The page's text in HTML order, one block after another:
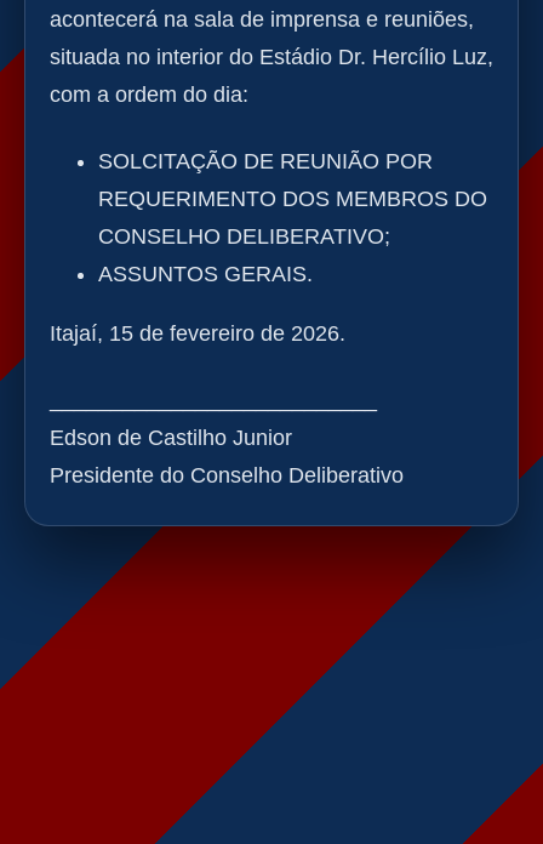
acontecerá na sala de imprensa e reuniões,
situada no interior do Estádio Dr. Hercílio Luz,
com a ordem do dia:
SOLCITAÇÃO DE REUNIÃO POR
REQUERIMENTO DOS MEMBROS DO
CONSELHO DELIBERATIVO;
ASSUNTOS GERAIS.
Itajaí, 15 de fevereiro de 2026.
Edson de Castilho Junior
Presidente do Conselho Deliberativo